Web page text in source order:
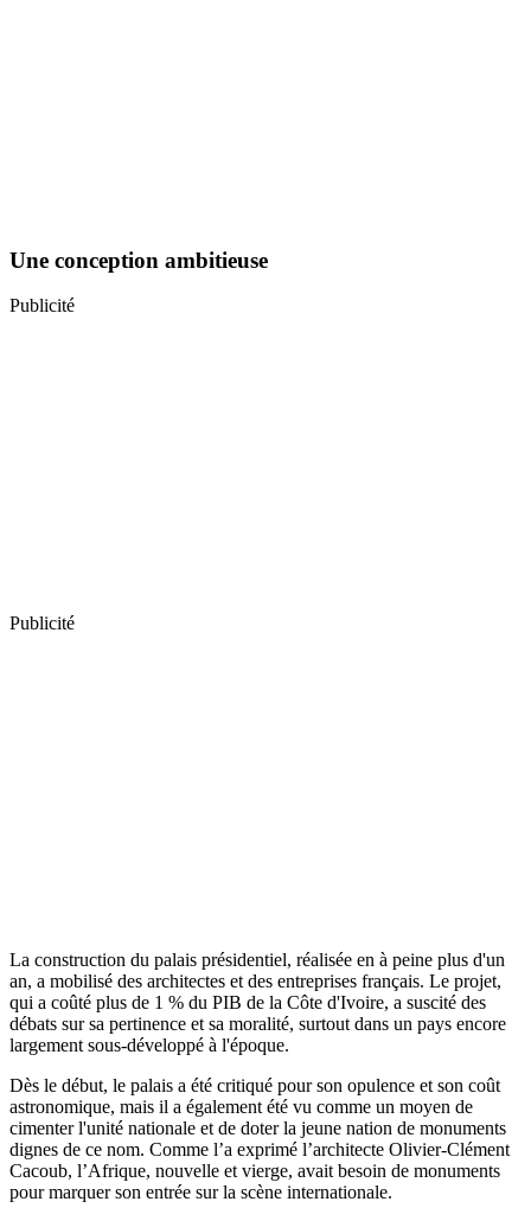
Une conception ambitieuse
Publicité
Publicité
La construction du palais présidentiel, réalisée en à peine plus d'un
an, a mobilisé des architectes et des entreprises français. Le projet,
qui a coûté plus de 1 % du PIB de la Côte d'Ivoire, a suscité des
débats sur sa pertinence et sa moralité, surtout dans un pays encore
largement sous-développé à l'époque.
Dès le début, le palais a été critiqué pour son opulence et son coût
astronomique, mais il a également été vu comme un moyen de
cimenter l'unité nationale et de doter la jeune nation de monuments
dignes de ce nom. Comme l’a exprimé l’architecte Olivier-Clément
Cacoub, l’Afrique, nouvelle et vierge, avait besoin de monuments
pour marquer son entrée sur la scène internationale.